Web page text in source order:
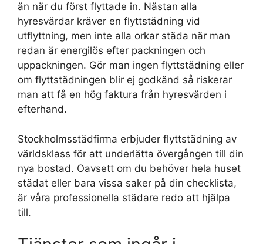
än när du först flyttade in. Nästan alla
hyresvärdar kräver en flyttstädning vid
utflyttning, men inte alla orkar städa när man
redan är energilös efter packningen och
uppackningen. Gör man ingen flyttstädning eller
om flyttstädningen blir ej godkänd så riskerar
man att få en hög faktura från hyresvärden i
efterhand.
Stockholmsstädfirma erbjuder flyttstädning av
världsklass för att underlätta övergången till din
nya bostad. Oavsett om du behöver hela huset
städat eller bara vissa saker på din checklista,
är våra professionella städare redo att hjälpa
till.